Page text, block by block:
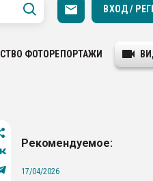
ВХОД /
ФОТОРЕПОРТАЖИ
Рекомендуемое:
17/04/2026